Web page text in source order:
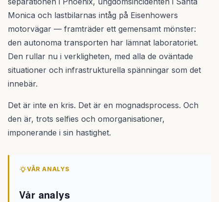
Monica och lastbilarnas intåg på Eisenhowers
motorvägar — framträder ett gemensamt mönster:
den autonoma transporten har lämnat laboratoriet.
Den rullar nu i verkligheten, med alla de oväntade
situationer och infrastrukturella spänningar som det
innebär.
Det är inte en kris. Det är en mognadsprocess. Och
den är, trots selfies och omorganisationer,
imponerande i sin hastighet.
VÅR ANALYS
Vår analys